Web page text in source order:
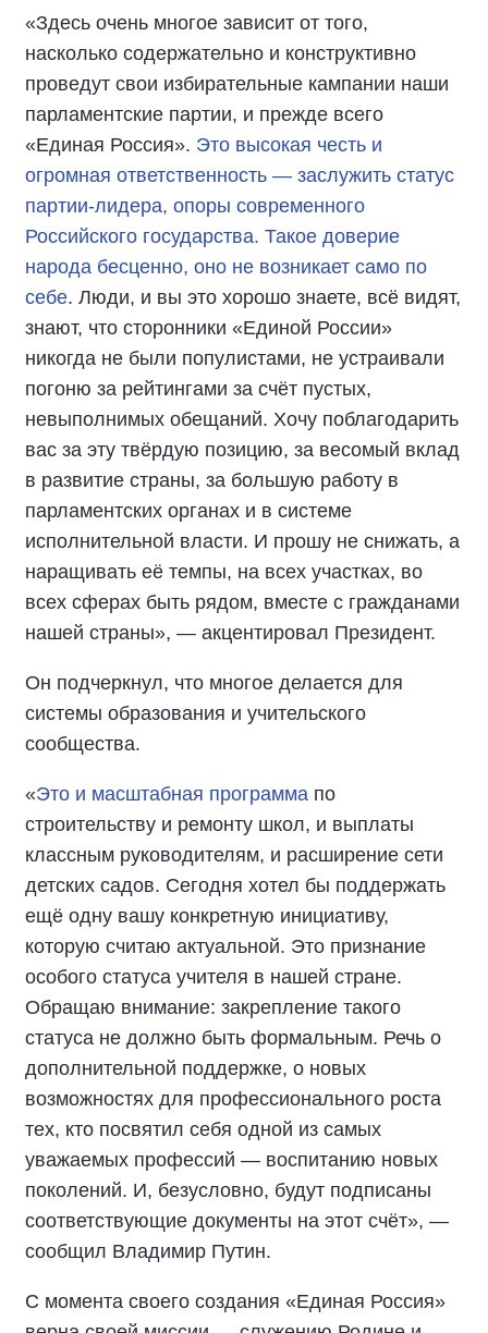
«Здесь очень многое зависит от того,
насколько содержательно и конструктивно
проведут свои избирательные кампании наши
парламентские партии, и прежде всего
«Единая Россия». Это высокая честь и
огромная ответственность — заслужить статус
партии-лидера, опоры современного
Российского государства. Такое доверие
народа бесценно, оно не возникает само по
себе. Люди, и вы это хорошо знаете, всё видят,
знают, что сторонники «Единой России»
никогда не были популистами, не устраивали
погоню за рейтингами за счёт пустых,
невыполнимых обещаний. Хочу поблагодарить
вас за эту твёрдую позицию, за весомый вклад
в развитие страны, за большую работу в
парламентских органах и в системе
исполнительной власти. И прошу не снижать, а
наращивать её темпы, на всех участках, во
всех сферах быть рядом, вместе с гражданами
нашей страны», — акцентировал Президент.
Он подчеркнул, что многое делается для
системы образования и учительского
сообщества.
«Это и масштабная программа по
строительству и ремонту школ, и выплаты
классным руководителям, и расширение сети
детских садов. Сегодня хотел бы поддержать
ещё одну вашу конкретную инициативу,
которую считаю актуальной. Это признание
особого статуса учителя в нашей стране.
Обращаю внимание: закрепление такого
статуса не должно быть формальным. Речь о
дополнительной поддержке, о новых
возможностях для профессионального роста
тех, кто посвятил себя одной из самых
уважаемых профессий — воспитанию новых
поколений. И, безусловно, будут подписаны
соответствующие документы на этот счёт», —
сообщил Владимир Путин.
С момента своего создания «Единая Россия»